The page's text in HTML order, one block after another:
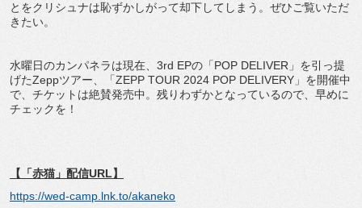
とをクリシュナは恥ずかしがって却下してしまう。ぜひご覧いただ
きたい。
水曜日のカンパネラは現在、3rd EPの「POP DELIVER」を引っ提
げたZeppツアー、「ZEPP TOUR 2024 POP DELIVERY」を開催中
で、チケットは絶賛発売中。残りわずかとなっているので、早めに
チェックを！
【「赤猫」配信URL】
https://wed-camp.lnk.to/akaneko